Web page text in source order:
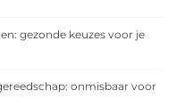
gezonde keuzes voor je
onmisbaar voor